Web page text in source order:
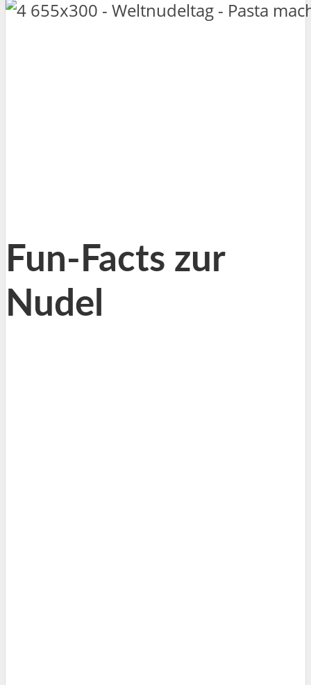
Fun-Facts zur
Nudel